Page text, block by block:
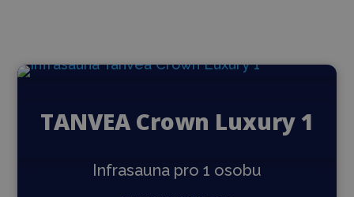
TANVEA Crown Luxury 1
Infrasauna pro 1 osobu